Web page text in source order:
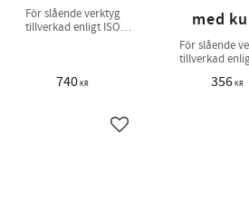
i favoriter
För slående verktyg
tillverkad enligt ISO
740KR
Lägg till i favoriter
med
För slående
tillverkad
356KR